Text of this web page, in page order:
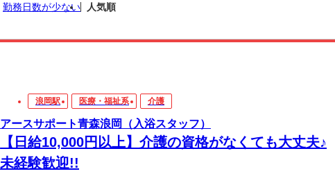
勤務日数が少ない 人気順
浪岡駅 医療・福祉系 介護
アースサポート青森浪岡（入浴スタッフ）
【日給10,000円以上】介護の資格がなくても大丈夫♪
未経験歓迎!!